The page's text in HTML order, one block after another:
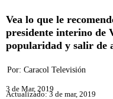
Vea lo que le
presidente interino de
popularidad y salir de
Por: Caracol Televisión
3 de Mar, 2019
Actualizado: 3 de mar, 2019